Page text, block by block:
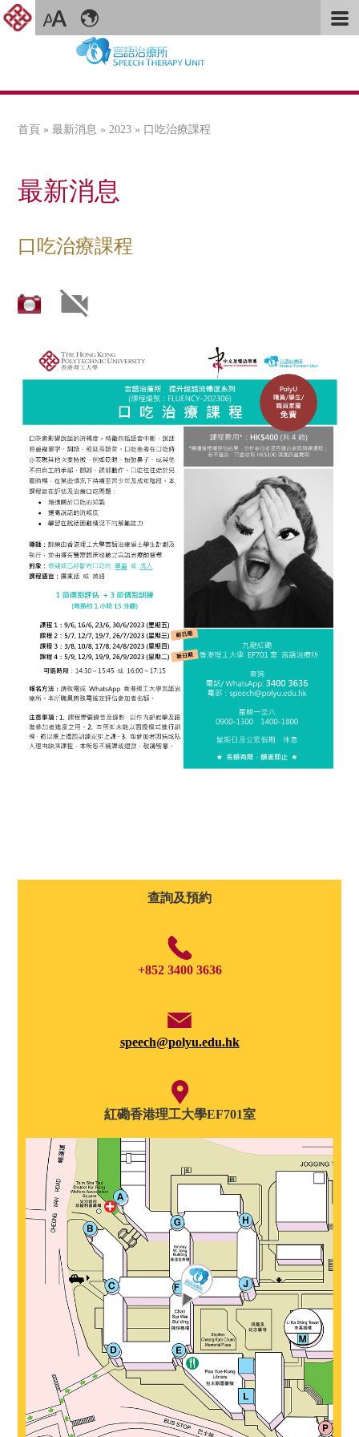
您在這裡
首頁 »最新消息 » 2023 » 口吃治療課程
最新消息
口吃治療課程
查詢及預約
+852 3400 3636
speech@polyu.edu.hk
紅磡香港理工大學EF701室